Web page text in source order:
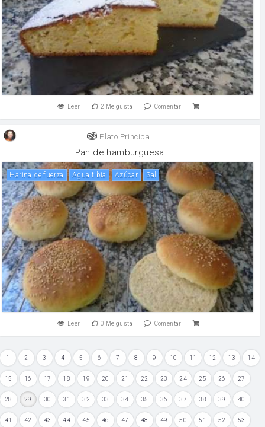
Leer 2 Me gusta Comentar
Plato Principal
Pan de hamburguesa
harina de fuerza Agua tibia Azúcar sal
Leer 0 Me gusta Comentar
1 2 3 4 5 6 7 8 9 10 11 12 13 14
15 16 17 18 19 20 21 22 23 24 25 26 27
28 29 30 31 32 33 34 35 36 37 38 39 40
41 42 43 44 45 46 47 48 49 50 51 52 53